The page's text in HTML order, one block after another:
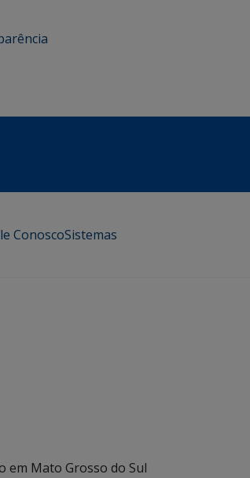
ConoscoSistemas
em Mato Grosso do Sul